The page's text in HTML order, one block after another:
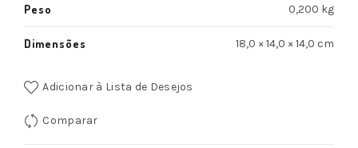
Peso 0,200 kg
Dimensões 18,0 × 14,0 × 14,0 cm
Adicionar à Lista de Desejos
Comparar